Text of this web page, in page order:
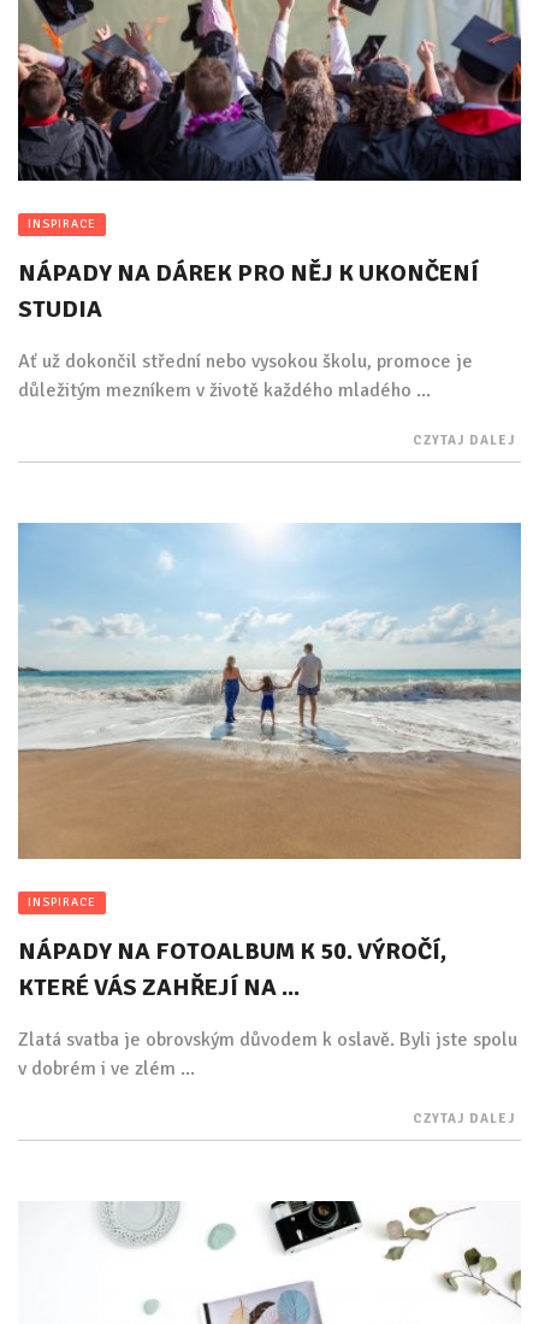
INSPIRACE
NÁPADY NA DÁREK PRO NĚJ K UKONČENÍ
STUDIA
Ať už dokončil střední nebo vysokou školu, promoce je
důležitým mezníkem v životě každého mladého ...
CZYTAJ DALEJ
INSPIRACE
NÁPADY NA FOTOALBUM K 50. VÝROČÍ,
KTERÉ VÁS ZAHŘEJÍ NA ...
Zlatá svatba je obrovským důvodem k oslavě. Byli jste spolu
v dobrém i ve zlém ...
CZYTAJ DALEJ